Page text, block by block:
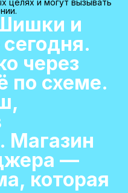
целях и могут вызывать
и
через
по схеме.
Магазин
—
которая